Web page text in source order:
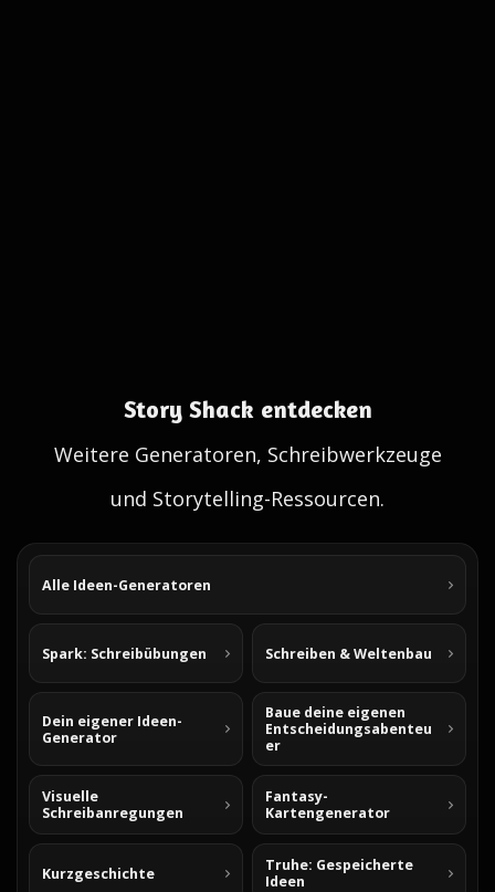
Story Shack entdecken
Weitere Generatoren, Schreibwerkzeuge
und Storytelling-Ressourcen.
Alle Ideen-Generatoren
Spark: Schreibübungen Schreiben & Weltenbau
Dein eigener Ideen-
Generator
Baue deine eigenen
Entscheidungsabenteu
er
Visuelle
Schreibanregungen
Fantasy-
Kartengenerator
Kurzgeschichte
Truhe: Gespeicherte
Ideen